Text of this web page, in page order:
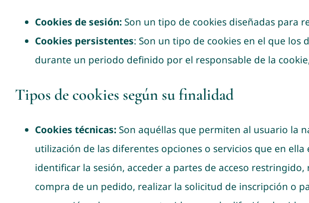
Cookies de sesión:Son un tipo de cookies diseñadas para
Cookies persistentes: Son un tipo de cookies en el que
durante un periodo definido por el responsable de la
Tipos de cookies según su finalidad
Cookies técnicas: Son aquéllas que permiten al usuario la
utilización de las diferentes opciones o servicios que en
identificar la sesión, acceder a partes de acceso
compra de un pedido, realizar la solicitud de inscripción o